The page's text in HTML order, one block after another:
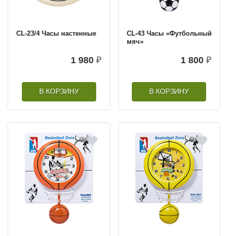
CL-23/4 Часы настенные
1 980 ₽
В КОРЗИНУ
CL-43 Часы «Футбольный
мяч»
1 800 ₽
В КОРЗИНУ